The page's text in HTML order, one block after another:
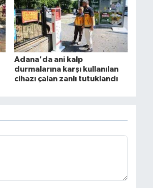
Adana'da ani kalp
durmalarına karşı kullanılan
cihazı çalan zanlı tutuklandı